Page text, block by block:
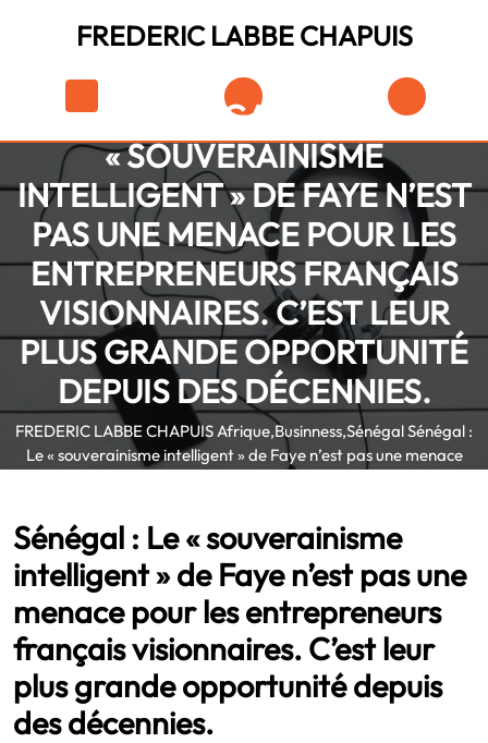
FREDERIC LABBE CHAPUIS
Shopping
Cart
SÉNÉGAL : LE
« SOUVERAINISME
INTELLIGENT » DE FAYE N’EST
PAS UNE MENACE POUR LES
ENTREPRENEURS FRANÇAIS
VISIONNAIRES. C’EST LEUR
PLUS GRANDE OPPORTUNITÉ
DEPUIS DES DÉCENNIES.
FREDERIC LABBE CHAPUISAfrique,Businness,SénégalSénégal :
Le « souverainisme intelligent » de Faye n’est pas une menace
Sénégal : Le « souverainisme
intelligent » de Faye n’est pas une
menace pour les entrepreneurs
français visionnaires. C’est leur
plus grande opportunité depuis
des décennies.